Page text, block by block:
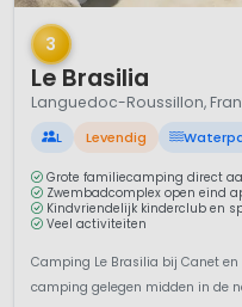
1 / 12
3
Le Brasilia
Languedoc-Roussillon,
L Levendig
Grote familiecamping direct
Zwembadcomplex open eind
Kindvriendelijk kinderclub en
Veel activiteiten
Camping Le Brasilia bij Canet en
camping gelegen midden in de